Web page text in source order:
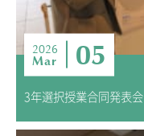
2026
Mar 05
3年選択授業合同発表会